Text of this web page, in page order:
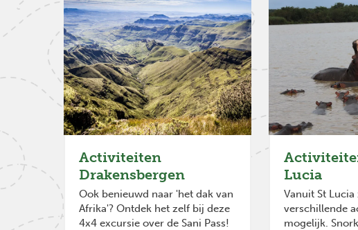
Activiteiten
Drakensbergen
Ook benieuwd naar 'het dak van
Afrika'? Ontdek het zelf bij deze
4x4 excursie over de Sani Pass!
Lucia
Vanuit St
verschillende
mogelijk.